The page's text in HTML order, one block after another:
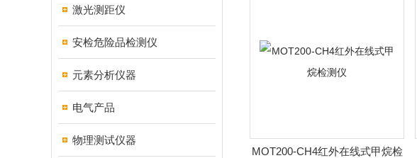
激光测距仪
安检危险品检测仪
元素分析仪器
电气产品
物理测试仪器
MOT200-CH4红外在线式甲烷检